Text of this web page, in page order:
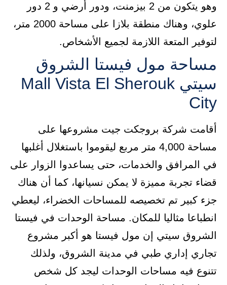
وهو يتكون من 2 بيزمنت، ودور أرضي و 2 دور
علوي، وهناك منطقة بلازا على مساحة 2000 متر،
لتوفير المتعة اللازمة لجميع الأشخاص.
مساحة مول فيستا الشروق
سيتي Mall Vista El Sherouk
City
أقامت شركة بروجكت جيت مشروعها على
مساحة 4,000 متر مربع ليقوموا باستغلال أغلبها
في المرافق والخدمات، حتى يساعدوا الزوار على
قضاء تجربة مميزة لا يمكن نسيانها، كما أن هناك
جزء كبير تم تخصيصه للمساحات الخضراء، ليعطي
انطباعا مثاليا للمكان. مساحة الوحدات في فيستا
الشروق سيتي إن مول فيستا هو أكبر مشروع
تجاري إداري طبي في مدينة الشروق، ولذلك
تتنوع فيه مساحات الوحدات ليجد كل شخص